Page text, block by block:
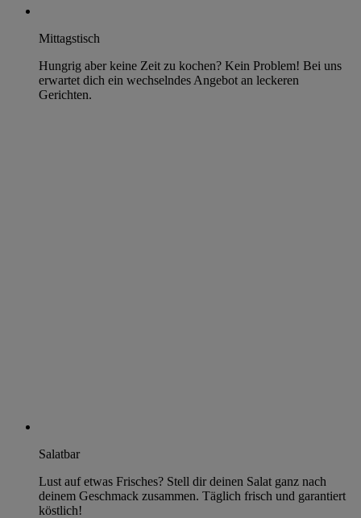
Mittagstisch
Hungrig aber keine Zeit zu kochen? Kein Problem! Bei uns
erwartet dich ein wechselndes Angebot an leckeren
Gerichten.
Salatbar
Lust auf etwas Frisches? Stell dir deinen Salat ganz nach
deinem Geschmack zusammen. Täglich frisch und garantiert
köstlich!